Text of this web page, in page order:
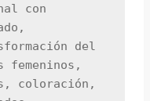
con
del
coloración,